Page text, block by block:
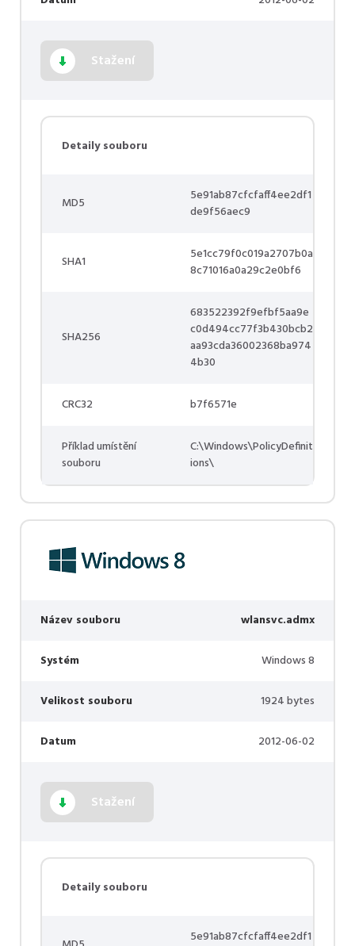
Stažení
Detaily souboru
MD5
5e91ab87cfcfaff4ee2df1
de9f56aec9
SHA1
5e1cc79f0c019a2707b0a
8c71016a0a29c2e0bf6
SHA256
683522392f9efbf5aa9e
c0d494cc77f3b430bcb2
aa93cda36002368ba974
4b30
CRC32 b7f6571e
Příklad umístění
souboru
C:\Windows\PolicyDefinit
ions\
Název souboru wlansvc.admx
Systém Windows 8
Velikost souboru 1924 bytes
Datum 2012-06-02
Stažení
Detaily souboru
5e91ab87cfcfaff4ee2df1